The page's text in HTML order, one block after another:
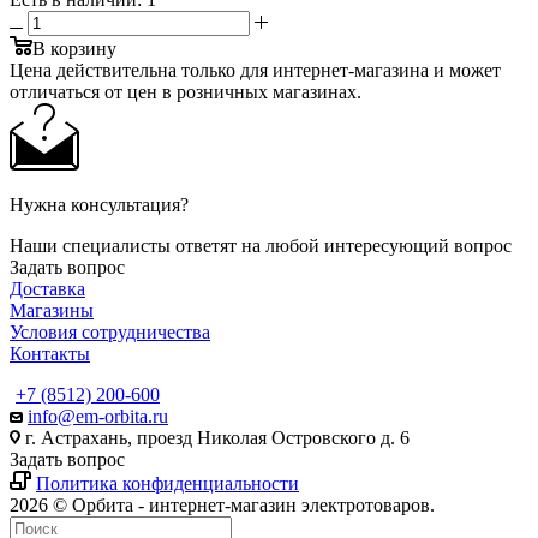
В корзину
Цена действительна только для интернет-магазина и может
отличаться от цен в розничных магазинах.
Нужна консультация?
Наши специалисты ответят на любой интересующий вопрос
Задать вопрос
Доставка
Магазины
Условия сотрудничества
Контакты
+7 (8512) 200-600
info@em-orbita.ru
г. Астрахань, проезд Николая Островского д. 6
Задать вопрос
Политика конфиденциальности
2026 © Орбита - интернет-магазин электротоваров.